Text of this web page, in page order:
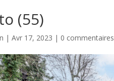
(55)
|Avr 17, 2023 | 0 commentaires